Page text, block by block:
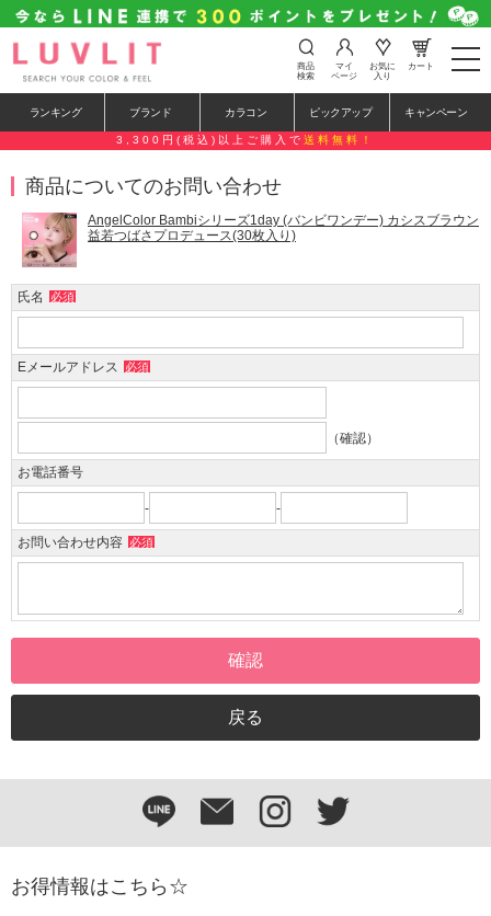
t
o
e
n
g
o
商品
検索
マイ
ページ
お気に
入り
カート
ランキング ブランド カラコン ピックアップ キャンペーン
3,300円(税込)以上ご購入で 送料無料！
商品についてのお問い合わせ
AngelColor Bambiシリーズ1day (バンビワンデー) カシスブラウン
益若つばさプロデュース(30枚入り)
氏名 必須
Eメールアドレス 必須
（確認）
お電話番号
- -
お問い合わせ内容 必須
お得情報はこちら☆